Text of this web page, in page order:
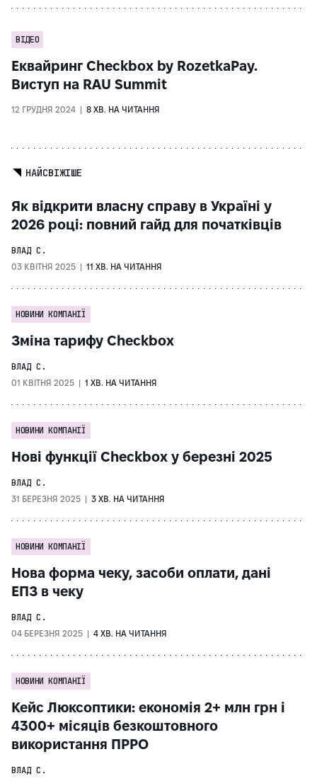
ВІДЕО
Еквайринг Checkbox by RozetkaPay.
Виступ на RAU Summit
12 ГРУДНЯ 2024 | 8 ХВ. НА ЧИТАННЯ
НАЙСВІЖІШЕ
Як відкрити власну справу в Україні у
2026 році: повний гайд для початківців
ВЛАД С.
03 КВІТНЯ 2025 | 11 ХВ. НА ЧИТАННЯ
НОВИНИ КОМПАНІЇ
Зміна тарифу Checkbox
ВЛАД С.
01 КВІТНЯ 2025 | 1 ХВ. НА ЧИТАННЯ
НОВИНИ КОМПАНІЇ
Нові функції Checkbox у березні 2025
ВЛАД С.
31 БЕРЕЗНЯ 2025 | 3 ХВ. НА ЧИТАННЯ
НОВИНИ КОМПАНІЇ
Нова форма чеку, засоби оплати, дані
ЕПЗ в чеку
ВЛАД С.
04 БЕРЕЗНЯ 2025 | 4 ХВ. НА ЧИТАННЯ
НОВИНИ КОМПАНІЇ
Кейс Люксоптики: економія 2+ млн грн і
4300+ місяців безкоштовного
використання ПРРО
ВЛАД С.